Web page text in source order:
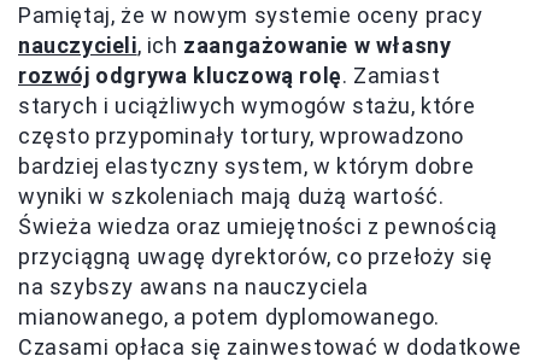
Pamiętaj, że w nowym systemie oceny pracy
nauczycieli, ich zaangażowanie w własny
rozwój odgrywa kluczową rolę. Zamiast
starych i uciążliwych wymogów stażu, które
często przypominały tortury, wprowadzono
bardziej elastyczny system, w którym dobre
wyniki w szkoleniach mają dużą wartość.
Świeża wiedza oraz umiejętności z pewnością
przyciągną uwagę dyrektorów, co przełoży się
na szybszy awans na nauczyciela
mianowanego, a potem dyplomowanego.
Czasami opłaca się zainwestować w dodatkowe